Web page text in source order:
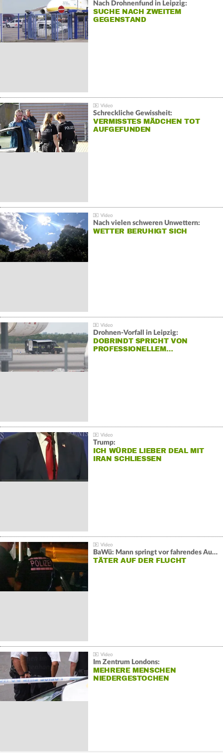
Nach Drohnenfund in Leipzig:
SUCHE NACH ZWEITEM
GEGENSTAND
Schreckliche Gewissheit:
VERMISSTES MÄDCHEN TOT
AUFGEFUNDEN
Nach vielen schweren Unwettern:
WETTER BERUHIGT SICH
Drohnen-Vorfall in Leipzig:
DOBRINDT SPRICHT VON
PROFESSIONELLEM…
Trump:
ICH WÜRDE LIEBER DEAL MIT
IRAN SCHLIESSEN
BaWü: Mann springt vor fahrendes Auto und schießt
TÄTER AUF DER FLUCHT
Im Zentrum Londons:
MEHRERE MENSCHEN
NIEDERGESTOCHEN